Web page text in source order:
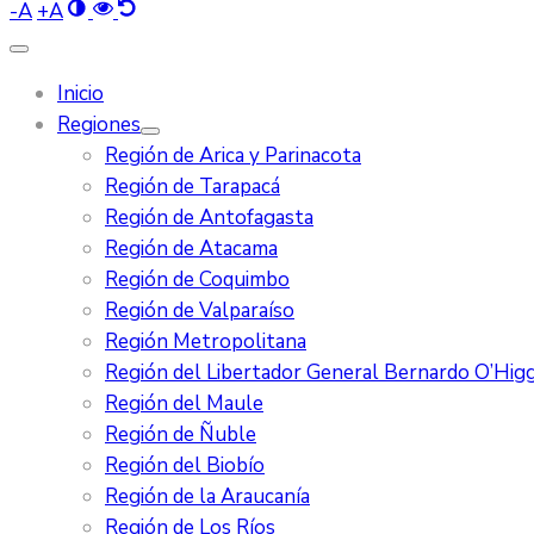
-A +A
Inicio
Regiones
Región de Arica y Parinacota
Región de Tarapacá
Región de Antofagasta
Región de Atacama
Región de Coquimbo
Región de Valparaíso
Región Metropolitana
Región del Libertador General Bernardo
Región del Maule
Región de Ñuble
Región del Biobío
Región de la Araucanía
Región de Los Ríos